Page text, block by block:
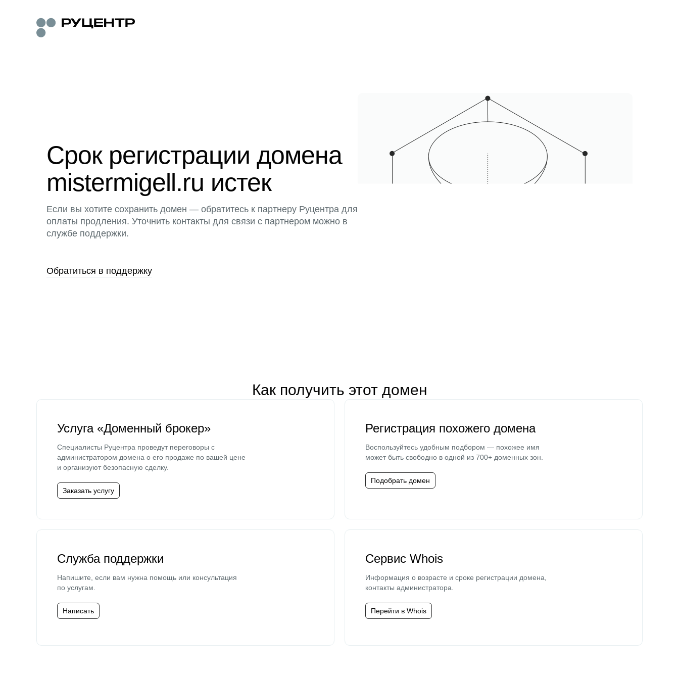
Срок регистрации домена
mistermigell.ru истек
Если вы хотите сохранить домен — обратитесь к партнеру Руцентра для
оплаты продления. Уточнить контакты для связи с партнером можно в
службе поддержки.
Обратиться в поддержку
Как получить этот домен
Услуга «Доменный брокер»
Специалисты Руцентра проведут переговоры с
администратором домена о его продаже по вашей цене
и организуют безопасную сделку.
Заказать услугу
Регистрация похожего домена
Воспользуйтесь удобным подбором — похожее имя
может быть свободно в одной из 700+ доменных зон.
Подобрать домен
Служба поддержки
Напишите, если вам нужна помощь или консультация
по услугам.
Написать
Сервис Whois
Информация о возрасте и сроке регистрации домена,
контакты администратора.
Перейти в Whois